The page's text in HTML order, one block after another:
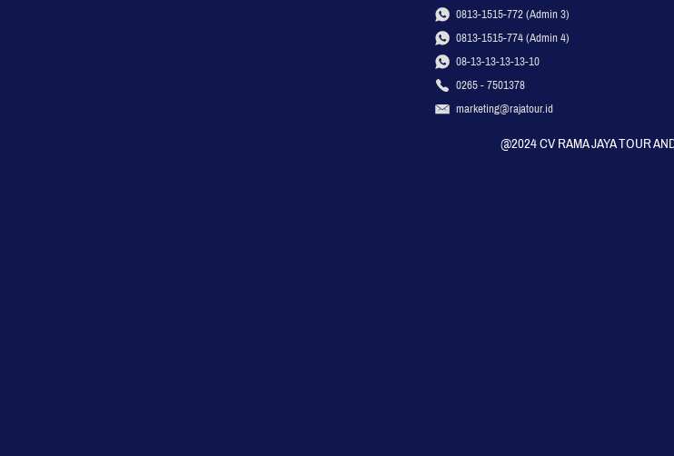
0813-1515-772 (Admin 3)
0813-1515-774 (Admin 4)
08-13-13-13-13-10
0265 - 7501378
marketing@rajatour.id
@2024 CV RAMA JAYA TOUR